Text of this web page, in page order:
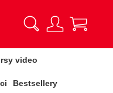
video
Bestsellery